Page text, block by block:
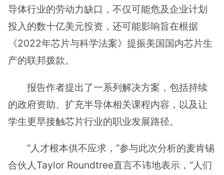
导体行业的劳动力缺口，不仅可能危及企业计划
投入的数十亿美元投资，还可能影响旨在根据
《2022年芯片与科学法案》提振美国国内芯片生
产的联邦拨款。
报告作者提出了一系列解决方案，包括持续
的政府资助、扩充半导体相关课程内容，以及让
学生更早接触芯片行业的职业发展路径。
“人才根本供不应求，”参与此次分析的麦肯锡
合伙人Taylor Roundtree直言不讳地表示，“人们